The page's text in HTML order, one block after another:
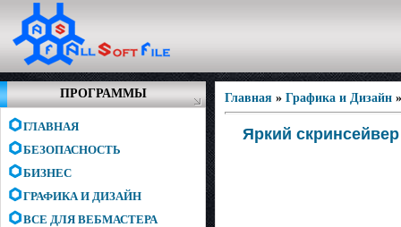
ПРОГРАММЫ
ГЛАВНАЯ
БЕЗОПАСНОСТЬ
БИЗНЕС
ГРАФИКА И ДИЗАЙН
ВСЕ ДЛЯ ВЕБМАСТЕРА
Главная » Графика и Дизайн
Яркий